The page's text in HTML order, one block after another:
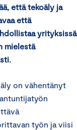
että tekoäly ja
että
yrityksissä
mielestä
on vähentänyt
työn ja viisi